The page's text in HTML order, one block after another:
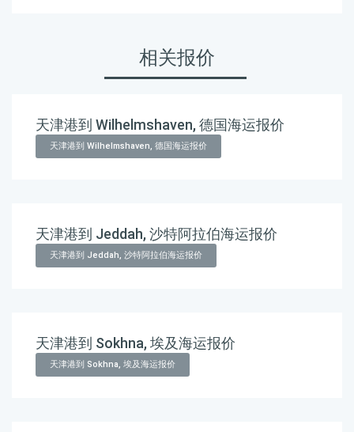
相关报价
天津港到 Wilhelmshaven, 德国海运报价
天津港到 Wilhelmshaven, 德国海运报价
天津港到 Jeddah, 沙特阿拉伯海运报价
天津港到 Jeddah, 沙特阿拉伯海运报价
天津港到 Sokhna, 埃及海运报价
天津港到 Sokhna, 埃及海运报价